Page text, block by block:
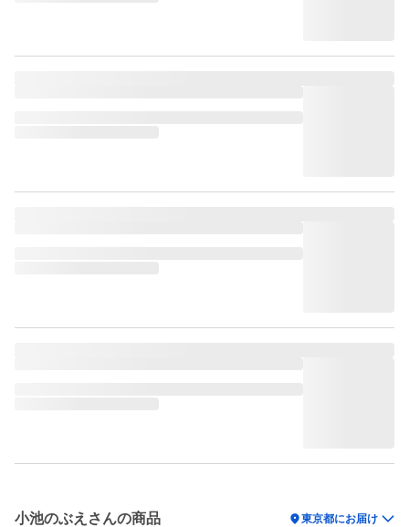
小池のぶえさんの商品 location_on東京都にお届け